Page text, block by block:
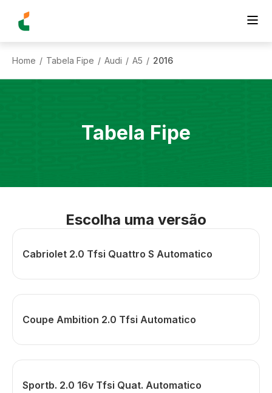
Home / Tabela Fipe / Audi / A5 / 2016
Tabela Fipe
Escolha uma versão
Cabriolet 2.0 Tfsi Quattro S Automatico
Coupe Ambition 2.0 Tfsi Automatico
Sportb. 2.0 16v Tfsi Quat. Automatico